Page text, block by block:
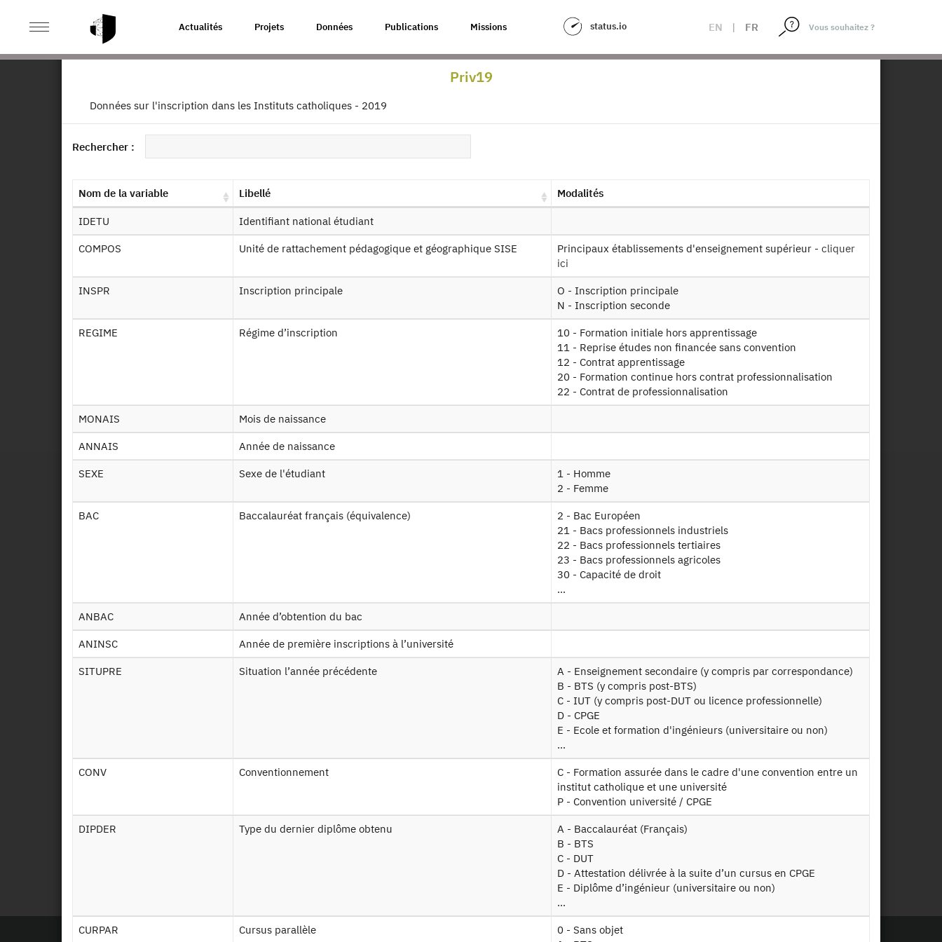
Actualités Projets Données Publications Missions status.io EN | FR
ACCUEIL PAGE PRODUIT
Dessin de fichier
SISE Inscrits PRIV : SISE Inscrits Instituts catholiques - 2019
2010
Demander l'accès Mise à disposition :29/09/2020
Dessin de fichier
Priv19 Données sur l'inscription dans les Instituts catholiques - 2019
Priv19
Données sur l'inscription dans les Instituts catholiques - 2019
Rechercher :
Nom de la variable Libellé Modalités
IDETU Identifiant national étudiant
COMPOS Unité de rattachement pédagogique et géographique SISE Principaux établissements d'enseignement supérieur - cliquer
ici
INSPR Inscription principale
O - Inscription principale
N - Inscription seconde
REGIME Régime d’inscription
10 - Formation initiale hors apprentissage
11 - Reprise études non financée sans convention
12 - Contrat apprentissage
20 - Formation continue hors contrat professionnalisation
22 - Contrat de professionnalisation
MONAIS Mois de naissance
ANNAIS Année de naissance
SEXE Sexe de l'étudiant
1 - Homme
2 - Femme
BAC Baccalauréat français (équivalence)
2 - Bac Européen
21 - Bacs professionnels industriels
22 - Bacs professionnels tertiaires
23 - Bacs professionnels agricoles
30 - Capacité de droit
...
ANBAC Année d’obtention du bac
ANINSC Année de première inscriptions à l’université
SITUPRE Situation l’année précédente
A - Enseignement secondaire (y compris par correspondance)
B - BTS (y compris post-BTS)
C - IUT (y compris post-DUT ou licence professionnelle)
D - CPGE
E - Ecole et formation d'ingénieurs (universitaire ou non)
...
CONV Conventionnement
C - Formation assurée dans le cadre d'une convention entre un
institut catholique et une université
P - Convention université / CPGE
DIPDER Type du dernier diplôme obtenu
A - Baccalauréat (Français)
B - BTS
C - DUT
D - Attestation délivrée à la suite d’un cursus en CPGE
E - Diplôme d’ingénieur (universitaire ou non)
...
CURPAR Cursus parallèle
0 - Sans objet
Identifiant persistant
Recrutement
Plan d’accès
Protection des données personnelles